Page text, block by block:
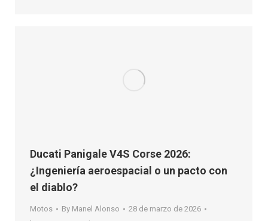
Ducati Panigale V4S Corse 2026:
¿Ingeniería aeroespacial o un pacto con
el diablo?
Motos By Manel Alonso
28 de marzo de 2026